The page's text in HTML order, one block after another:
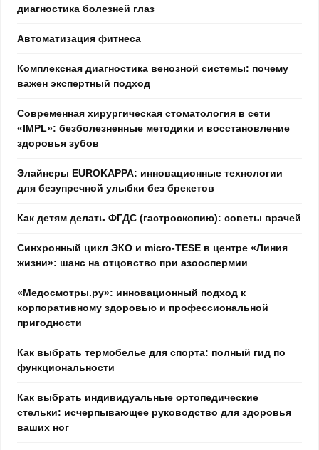
диагностика болезней глаз
Автоматизация фитнеса
Комплексная диагностика венозной системы: почему
важен экспертный подход
Современная хирургическая стоматология в сети
«IMPL»: безболезненные методики и восстановление
здоровья зубов
Элайнеры EUROKAPPA: инновационные технологии
для безупречной улыбки без брекетов
Как детям делать ФГДС (гастроскопию): советы врачей
Синхронный цикл ЭКО и micro-TESE в центре «Линия
жизни»: шанс на отцовство при азооспермии
«Медосмотры.ру»: инновационный подход к
корпоративному здоровью и профессиональной
пригодности
Как выбрать термобелье для спорта: полный гид по
функциональности
Как выбрать индивидуальные ортопедические
стельки: исчерпывающее руководство для здоровья
ваших ног